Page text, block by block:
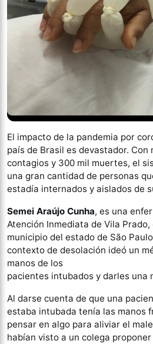
El impacto de la pandemia por
país de Brasil es devastador. Con
contagios y 300 mil muertes, el
una gran cantidad de personas
estadía internados y aislados de
Semei Araújo Cunha, es una
Atención Inmediata de Vila Prado,
municipio del estado de São
contexto de desolación ideó un
manos de los
pacientes intubados y darles una
Al darse cuenta de que una
estaba intubada tenía las manos
pensar en algo para aliviar el
habían visto a un colega